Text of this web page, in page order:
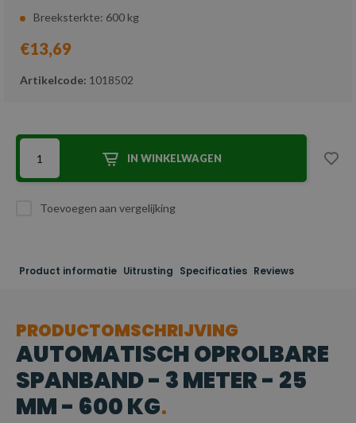
Breeksterkte: 600 kg
€13,69
Artikelcode: 1018502
IN WINKELWAGEN
Toevoegen aan vergelijking
Product informatie Uitrusting Specificaties Reviews
PRODUCTOMSCHRIJVING
AUTOMATISCH OPROLBARE
SPANBAND - 3 METER - 25
MM - 600 KG